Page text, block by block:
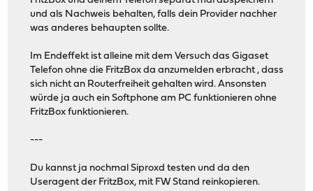
und als Nachweis behalten, falls dein Provider nachher
was anderes behaupten sollte.
Im Endeffekt ist alleine mit dem Versuch das Gigaset
Telefon ohne die FritzBox da anzumelden erbracht , dass
sich nicht an Routerfreiheit gehalten wird. Ansonsten
würde ja auch ein Softphone am PC funktionieren ohne
FritzBox funktionieren.
---
Du kannst ja nochmal Siproxd testen und da den
Useragent der FritzBox, mit FW Stand reinkopieren.